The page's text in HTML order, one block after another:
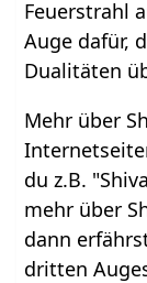
Feuerstrahl
Auge dafür,
Dualitäten
Mehr über
du z.B.
mehr über
dann
dritten